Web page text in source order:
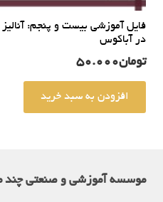
فایل آموزشی بیست و پنجم:
در آباکوس
تومان50.000
افزودن به سبد خرید
موسسه آموزشی و صنعتی چند